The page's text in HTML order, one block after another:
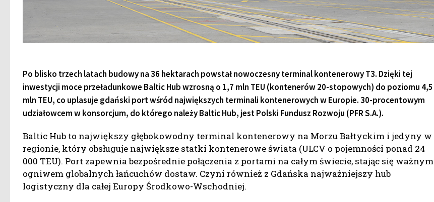
Po blisko trzech latach budowy na 36 hektarach powstał nowoczesny terminal kontenerowy T3. Dzięki tej
inwestycji moce przeładunkowe Baltic Hub wzrosną o 1,7 mln TEU (kontenerów 20-stopowych) do poziomu 4,5
mln TEU, co uplasuje gdański port wśród największych terminali kontenerowych w Europie. 30-procentowym
udziałowcem w konsorcjum, do którego należy Baltic Hub, jest Polski Fundusz Rozwoju (PFR S.A.).
Baltic Hub to największy głębokowodny terminal kontenerowy na Morzu Bałtyckim i jedyny w
regionie, który obsługuje największe statki kontenerowe świata (ULCV o pojemności ponad 24
000 TEU). Port zapewnia bezpośrednie połączenia z portami na całym świecie, stając się ważnym
ogniwem globalnych łańcuchów dostaw. Czyni również z Gdańska najważniejszy hub
logistyczny dla całej Europy Środkowo-Wschodniej.